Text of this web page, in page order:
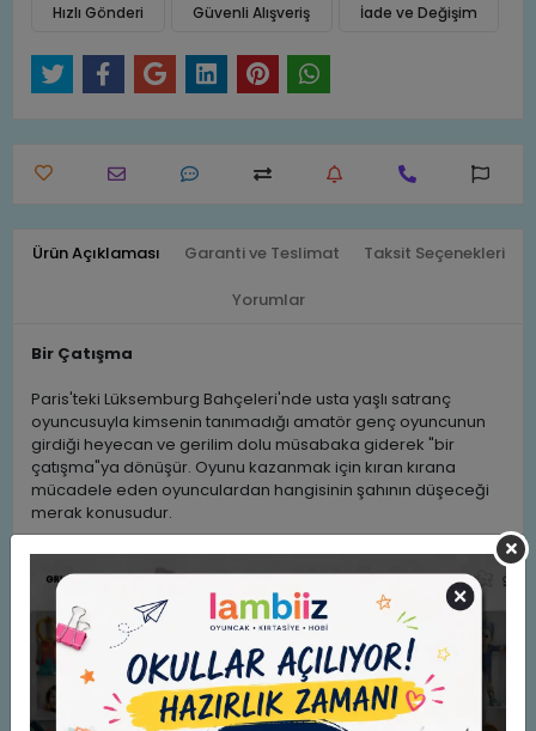
Hızlı Gönderi Güvenli Alışveriş İade ve Değişim
Ürün Açıklaması Garanti ve Teslimat Taksit Seçenekleri
Yorumlar
Bir Çatışma
Paris'teki Lüksemburg Bahçeleri'nde usta yaşlı satranç
oyuncusuyla kimsenin tanımadığı amatör genç oyuncunun
girdiği heyecan ve gerilim dolu müsabaka giderek "bir
çatışma"ya dönüşür. Oyunu kazanmak için kıran kırana
mücadele eden oyunculardan hangisinin şahının düşeceği
merak konusudur.
Patrick Süskind'in Üç Buçuk Öykü kitabındaki öykülerden biri
olan Bir Çatışma bu kez Sempe'nin eşsiz çizimleriyle
karşınızda.
Yazan: Patrick Süskind
Resimleyen: Jean- Jacques Sempe
Almanca aslından çeviren: İlknur Özdemir
Yayınevi: Can Sanat Yayınları